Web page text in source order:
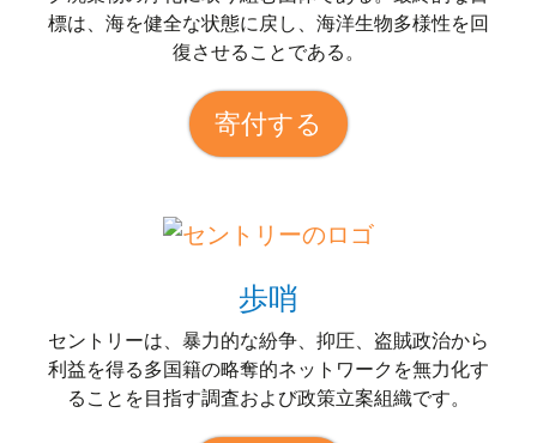
標は、海を健全な状態に戻し、海洋生物多様性を回
復させることである。
寄付する
歩哨
セントリーは、暴力的な紛争、抑圧、盗賊政治から
利益を得る多国籍の略奪的ネットワークを無力化す
ることを目指す調査および政策立案組織です。